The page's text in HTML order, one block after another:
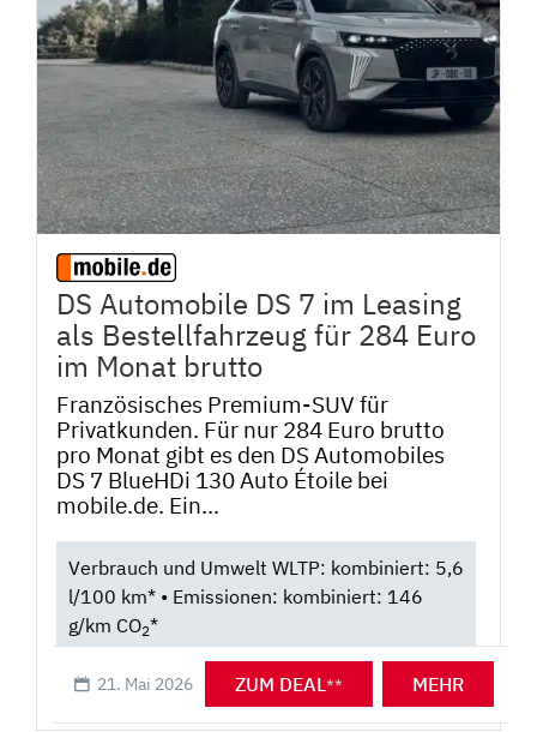
DS Automobile DS 7 im Leasing
als Bestellfahrzeug für 284 Euro
im Monat brutto
Französisches Premium-SUV für
Privatkunden. Für nur 284 Euro brutto
pro Monat gibt es den DS Automobiles
DS 7 BlueHDi 130 Auto Étoile bei
mobile.de. Ein...
Verbrauch und Umwelt WLTP: kombiniert: 5,6
l/100 km* • Emissionen: kombiniert: 146
g/km CO2*
21. Mai 2026 ZUM DEAL** MEHR